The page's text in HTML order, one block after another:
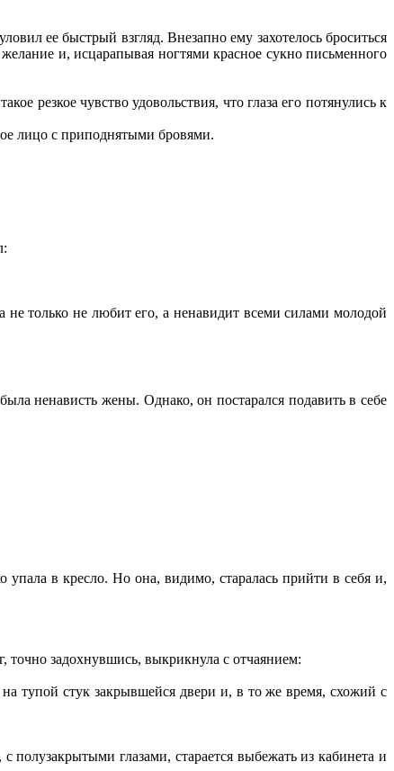
ее быстрый взгляд. Внезапно ему захотелось броситься
и, исцарапывая ногтями красное сукно письменного
резкое чувство удовольствия, что глаза его потянулись к
лицо с приподнятыми бровями.
только не любит его, а ненавидит всеми силами молодой
ненависть жены. Однако, он постарался подавить в себе
упала в кресло. Но она, видимо, старалась прийти в себя и,
точно задохнувшись, выкрикнула с отчаянием:
тупой стук закрывшейся двери и, в то же время, схожий с
глазами, старается выбежать из кабинета и